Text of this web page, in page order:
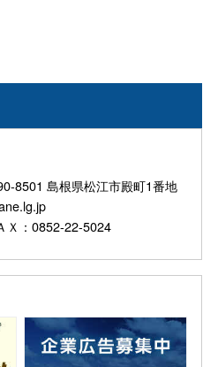
8501 島根県松江市殿町1番地
：0852-22-5024